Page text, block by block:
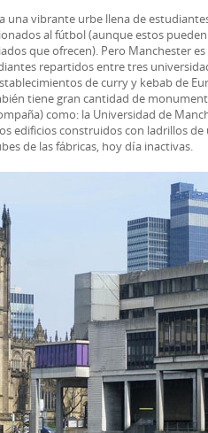
vibrante urbe llena de
al fútbol (aunque estos
que ofrecen). Pero Manchester
repartidos entre tres
de curry y kebab de
tiene gran cantidad de
como: la Universidad de
edificios construidos con ladrillos
de las fábricas, hoy día inactivas.